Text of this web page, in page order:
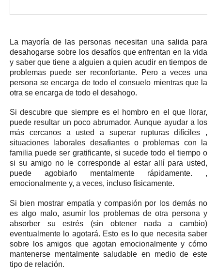
La mayoría de las personas necesitan una salida para
desahogarse sobre los desafíos que enfrentan en la vida
y saber que tiene a alguien a quien acudir en tiempos de
problemas puede ser reconfortante.
Pero a veces una
persona se encarga de todo el consuelo mientras que la
otra se encarga de todo el desahogo.
Si descubre que siempre es el hombro en el que llorar,
puede resultar un poco abrumador.Aunque ayudar a los
más cercanos a usted a superar rupturas difíciles ,
situaciones laborales desafiantes o problemas con la
familia puede ser gratificante, si sucede todo el tiempo o
si su amigo no le corresponde al estar allí para usted,
puede agobiarlo mentalmente rápidamente. ,
emocionalmente y, a veces, incluso físicamente.
Si bien mostrar empatía ycompasión por los demásno
es algo malo, asumir los problemas de otra persona y
absorber su estrés (sin obtener nada a cambio)
eventualmente lo agotará. Esto es lo que necesita saber
sobre los amigos que agotan emocionalmente y cómo
mantenerse mentalmente saludable en medio de este
tipo de relación.